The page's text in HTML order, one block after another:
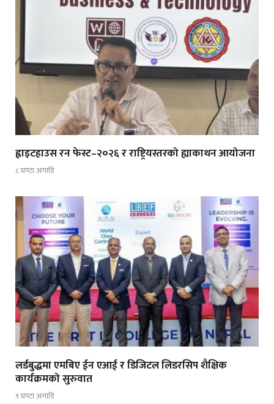
ह्वाइटहाउस रन फेस्ट–२०२६ र राष्ट्रियस्तरको ह्याकाथन आयोजना
८ घण्टा अगाडि
लर्डबुद्धमा एमबिए ईन एआई र डिजिटल लिडरसिप शैक्षिक
कार्यक्रमको सुरुवात
९ घण्टा अगाडि